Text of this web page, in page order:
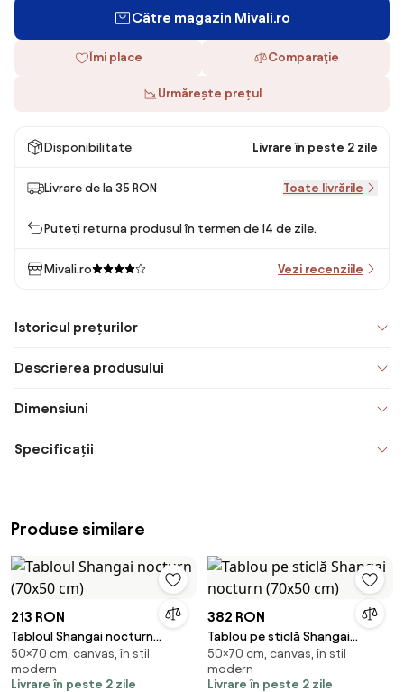
Către magazin Mivali.ro
Îmi place Comparaţie
Urmărește prețul
Disponibilitate Livrare în peste 2 zile
Livrare de la 35 RON Toate livrările
Puteți returna produsul în termen de 14 de zile.
Mivali.ro Vezi recenziile
Istoricul prețurilor
Descrierea produsului
Dimensiuni
Specificații
Produse similare
213 RON
Tabloul Shangai nocturn
(70x50 cm)
50×70 cm, canvas, în stil
modern
Livrare în peste 2 zile
382 RON
Tablou pe sticlă Shangai
nocturn (70x50 cm)
50×70 cm, canvas, în stil
modern
Livrare în peste 2 zile